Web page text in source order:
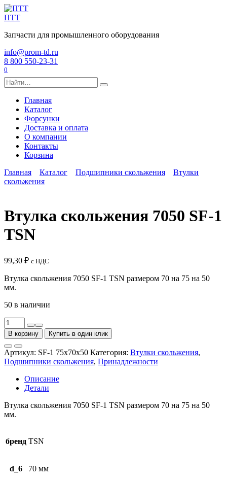
Перейти
к
ПТТ
Запчасти для промышленного оборудования
info@prom-td.ru
8 800 550-23-31
0
Search
for:
Главная
Каталог
Форсунки
Доставка и оплата
О компании
Контакты
Корзина
Главная
Каталог Подшипники скольжения
Втулки
скольжения
Втулка скольжения 7050 SF-1
TSN
99,30 ₽ с НДС
Втулка скольжения 7050 SF-1 TSN размером 70 на 75 на 50
мм.
50 в наличии
Количество
товара
Втулка
скольжения
7050
SF-
TSN
В корзину Купить в один клик
Артикул: SF-1 75x70x50 Категория: Втулки скольжения,
Подшипники скольжения, Принадлежности
Описание
Детали
Втулка скольжения 7050 SF-1 TSN размером 70 на 75 на 50
мм.
бренд TSN
d_6 70 мм